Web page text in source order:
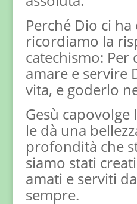
Perché Dio ci
ricordiamo la
catechismo: Per
amare e servire
vita, e goderlo
Gesù
le dà una
profondità che
siamo stati
amati e serviti
sempre.